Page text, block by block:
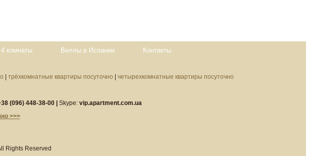
4 комнаты Виллы в Испании Контакты
| трёхкомнатные квартиры посуточно | четырехкомнатные квартиры посуточно
(096) 448-38-00 | Skype: vip.apartment.com.ua
>>>
Rights Reserved